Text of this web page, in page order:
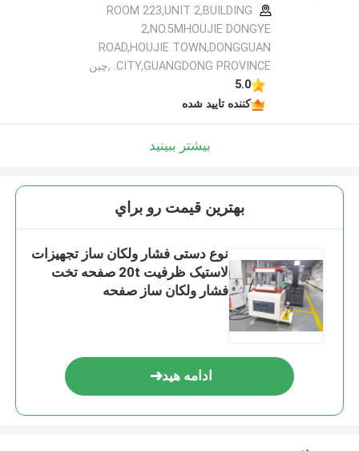
ROOM 223,UNIT 2,BUILDING
2,NO.5MHOUJIE DONGYE
ROAD,HOUJIE TOWN,DONGGUAN
CITY,GUANGDONG PROVINCE. ,چین
5.0
کننده تایید شده
بیشتر ببینید
بهترين قيمت رو براي
نوع دستی فشار ولکان ساز تجهیزات
لاستیک ظرفیت 20t صفحه تخت
فشار ولکان ساز صفحه
ادامه هید